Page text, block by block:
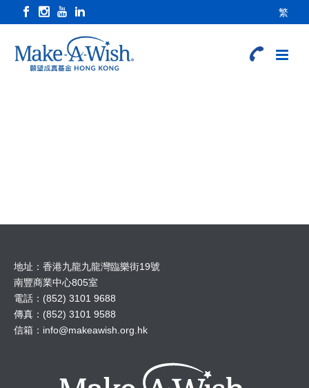
繁
地址：香港九龍九龍灣臨樂街19號
南豐商業中心805室
電話：(852) 3101 9688
傳真：(852) 3101 9588
信箱： info@makeawish.org.hk